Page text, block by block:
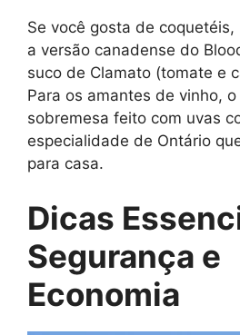
Se você gosta de coquetéis,
a versão canadense do
suco de Clamato (tomate e
Para os amantes de vinho, o
sobremesa feito com uvas
especialidade de Ontário
para casa.
Dicas
Segurança e
Economia